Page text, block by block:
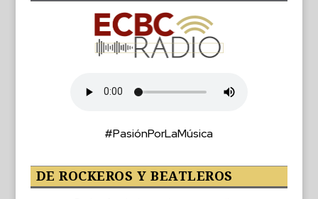
#PasiónPorLaMúsica
DE ROCKEROS Y BEATLEROS